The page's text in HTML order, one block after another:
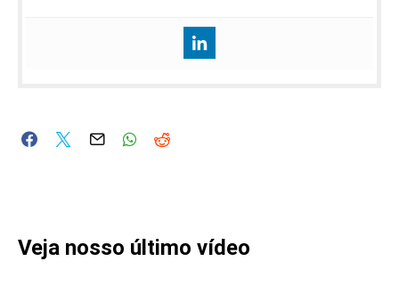
Veja nosso último vídeo